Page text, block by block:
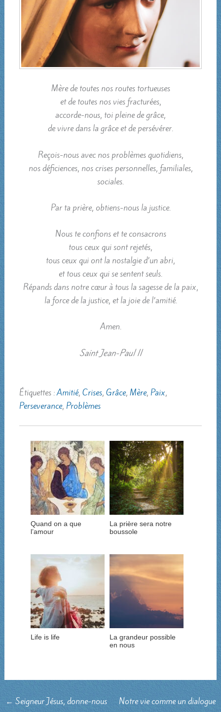
Mère de toutes nos routes tortueuses
et de toutes nos vies fracturées,
accorde-nous, toi pleine de grâce,
de vivre dans la grâce et de persévérer.
Reçois-nous avec nos problèmes quotidiens,
nos déficiences, nos crises personnelles, familiales,
sociales.
Par ta prière, obtiens-nous la justice.
Nous te confions et te consacrons
tous ceux qui sont rejetés,
tous ceux qui ont la nostalgie d’un abri,
et tous ceux qui se sentent seuls.
Répands dans notre cœur à tous la sagesse de la paix,
la force de la justice, et la joie de l’amitié.
Amen.
Saint Jean-Paul II
Étiquettes :Amitié, Crises, Grâce, Mère, Paix,
Perseverance, Problèmes
Quand on a que
l’amour
La prière sera notre
boussole
Life is life
La grandeur possible
en nous
←Seigneur Jésus, donne-nous
Notre vie comme un dialogue